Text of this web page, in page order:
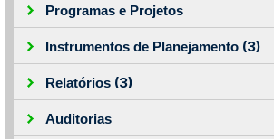
Programas e Projetos
Instrumentos de Planejamento (3)
Relatórios (3)
Auditorias